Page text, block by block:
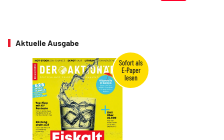
Aktuelle Ausgabe